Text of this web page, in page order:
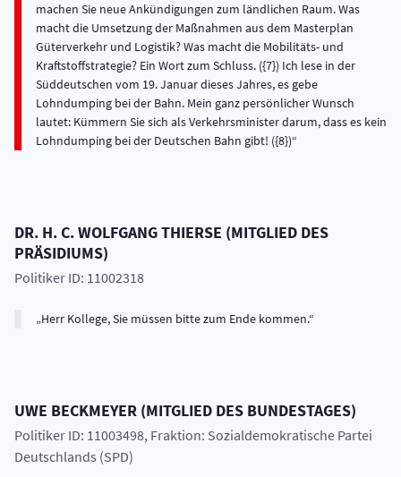
machen Sie neue Ankündigungen zum ländlichen Raum. Was
macht die Umsetzung der Maßnahmen aus dem Masterplan
Güterverkehr und Logistik? Was macht die Mobilitäts- und
Kraftstoffstrategie? Ein Wort zum Schluss. ({7}) Ich lese in der
Süddeutschen vom 19. Januar dieses Jahres, es gebe
Lohndumping bei der Bahn. Mein ganz persönlicher Wunsch
lautet: Kümmern Sie sich als Verkehrsminister darum, dass es kein
Lohndumping bei der Deutschen Bahn gibt! ({8})
DR. H. C.WOLFGANGTHIERSE (MITGLIED DES
PRÄSIDIUMS)
Politiker ID: 11002318
Herr Kollege, Sie müssen bitte zum Ende kommen.
UWE BECKMEYER (MITGLIED DES BUNDESTAGES)
Politiker ID: 11003498, Fraktion: Sozialdemokratische Partei
Deutschlands (SPD)